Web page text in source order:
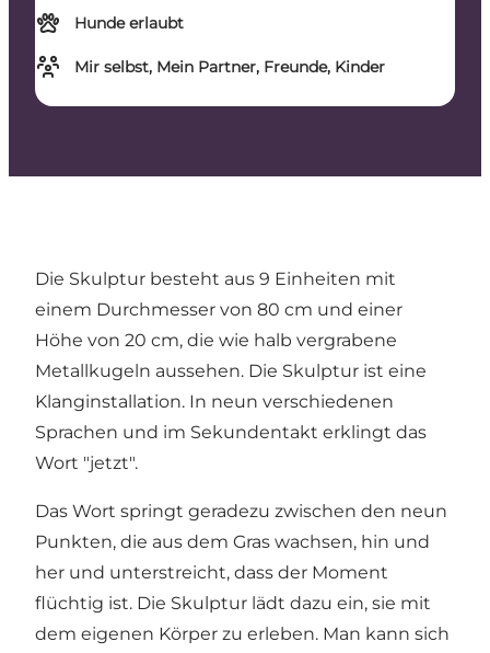
Hunde erlaubt
Mir selbst, Mein Partner, Freunde, Kinder
Die Skulptur besteht aus 9 Einheiten mit
einem Durchmesser von 80 cm und einer
Höhe von 20 cm, die wie halb vergrabene
Metallkugeln aussehen. Die Skulptur ist eine
Klanginstallation. In neun verschiedenen
Sprachen und im Sekundentakt erklingt das
Wort "jetzt".
Das Wort springt geradezu zwischen den neun
Punkten, die aus dem Gras wachsen, hin und
her und unterstreicht, dass der Moment
flüchtig ist. Die Skulptur lädt dazu ein, sie mit
dem eigenen Körper zu erleben. Man kann sich